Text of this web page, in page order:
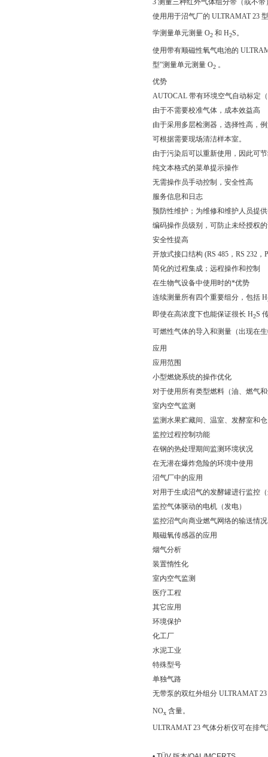
使用用于沼气厂的 ULTRAMAT 23
学测量单元测量 O2 和 H2S。
使用带有顺磁性氧气电池的
型”测量单元测量 O2 。
优势
AUTOCAL 带有环境空气自动标定
由于不需要校准气体，成本效益高
由于采用多层检测器，选择性高，
可根据需要现场清洁样本室。
由于污染后可以重新使用，因此可
纯文本格式的菜单提示操作
无需操作员手动控制，安全性高
服务信息和日志
预防性维护；为维修和维护人员提
编码操作员级别，可防止未经授权
安全性提高
开放式接口结构 (RS 485，RS 232
简化的过程集成；远程操作和控制
在生物气设备中使用时的*优势
连续测量所有四个重要组分，包括 H
即使在高浓度下也能保证很长 H2S
可燃性气体的导入和测量（出现在
应用
应用范围
小型燃烧系统的操作优化
对于使用所有类型燃料（油、燃气
室内空气监测
监测水果贮藏间、温室、发酵室和
监控过程控制功能
在钢的热处理期间监测环境状况
在无潜在爆炸危险的环境中使用
沼气厂中的应用
对用于生成沼气的发酵罐进行监控
监控气体驱动的电机（发电）
监控沼气向商业燃气网络的输送情况
顺磁氧传感器的应用
烟气分析
装置惰性化
室内空气监测
医疗工程
其它应用
环境保护
化工厂
水泥工业
特殊型号
单独气路
无带泵的双红外组分 ULTRAMAT
NOx 含量。
ULTRAMAT 23 气体分析仪可在排